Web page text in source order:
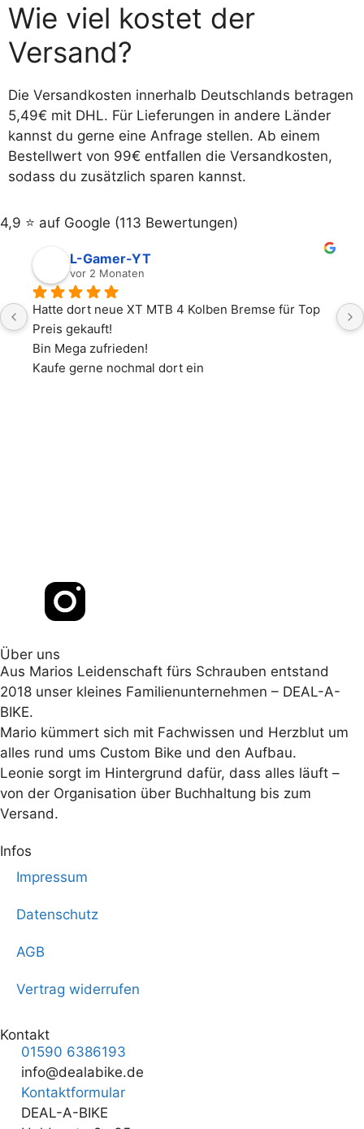
Wie viel kostet der
Versand?
Die Versandkosten innerhalb Deutschlands betragen
5,49€ mit DHL. Für Lieferungen in andere Länder
kannst du gerne eine Anfrage stellen. Ab einem
Bestellwert von 99€ entfallen die Versandkosten,
sodass du zusätzlich sparen kannst.
4,9 ⭐️ auf Google (113 Bewertungen)
L-Gamer-YT
vor 2 Monaten
Hatte dort neue XT MTB 4 Kolben Bremse für Top
Preis gekauft!
Bin Mega zufrieden!
Kaufe gerne nochmal dort ein
Über uns
Aus Marios Leidenschaft fürs Schrauben entstand
2018 unser kleines Familienunternehmen – DEAL-A-
BIKE.
Mario kümmert sich mit Fachwissen und Herzblut um
alles rund ums Custom Bike und den Aufbau.
Leonie sorgt im Hintergrund dafür, dass alles läuft –
von der Organisation über Buchhaltung bis zum
Versand.
Infos
Impressum
Datenschutz
AGB
Vertrag widerrufen
Kontakt
01590 6386193
info@dealabike.de
Kontaktformular
DEAL-A-BIKE